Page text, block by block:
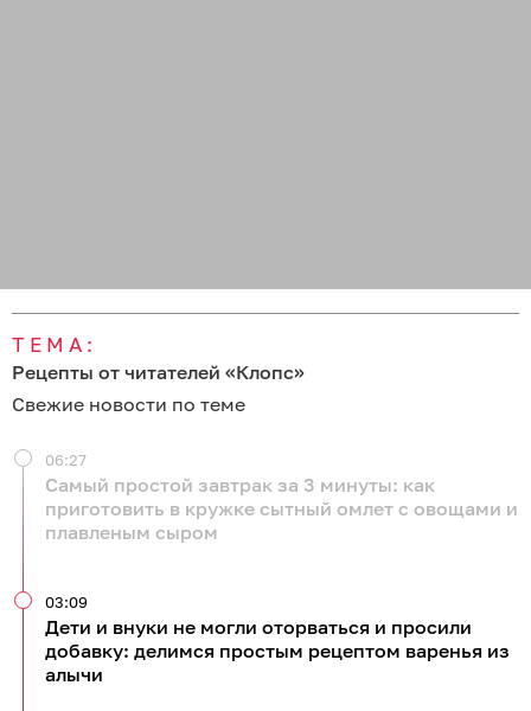
ТЕМА:
Рецепты от читателей «Клопс»
Свежие новости по теме
Самый простой завтрак за 3 минуты: как
приготовить в кружке сытный омлет с овощами и
плавленым сыром
06:27
Дети и внуки не могли оторваться и просили
добавку: делимся простым рецептом варенья из
алычи
03:09